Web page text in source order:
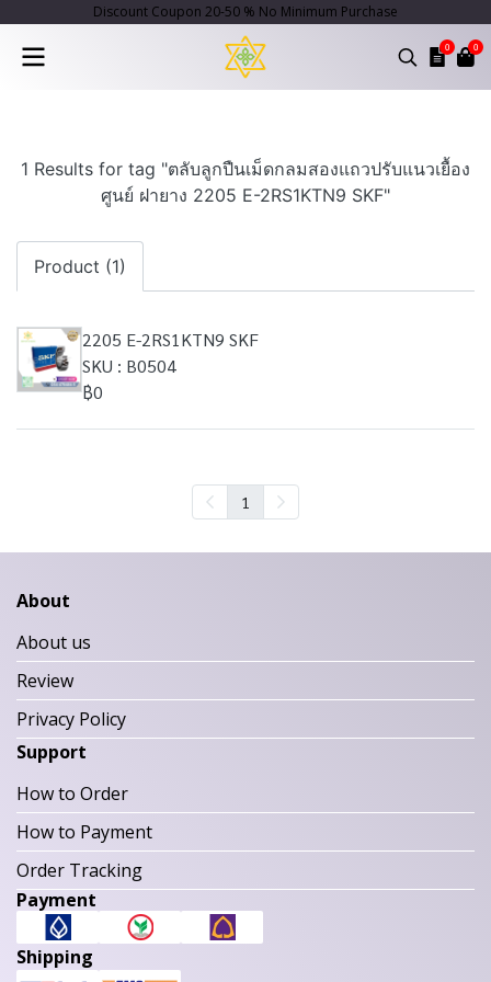
Discount Coupon 20-50 % No Minimum Purchase
0 0
1 Results for tag "ตลับลูกปืนเม็ดกลมสองแถวปรับแนวเยื้อง
ศูนย์ ฝายาง 2205 E-2RS1KTN9 SKF"
Product (1)
2205 E-2RS1KTN9 SKF
SKU : B0504
฿0
1
About
About us
Review
Privacy Policy
Support
How to Order
How to Payment
Order Tracking
Payment
Shipping